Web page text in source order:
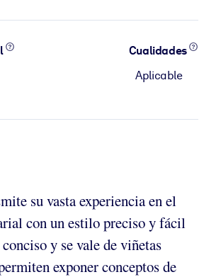
Cualidades
Aplicable
su vasta experiencia en el
con un estilo preciso y fácil
y se vale de viñetas
exponer conceptos de